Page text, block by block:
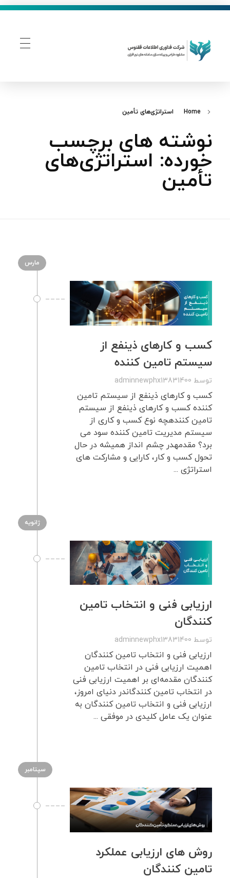
Home استراتژی‌های تأمین
نوشته های برچسب
خورده: استراتژی‌های
تأمین
مارس
کسب و کارهای ذینفع از
سیستم تامین کننده
توسط adminnewphx13831400
کسب و کارهای ذینفع از سیستم تامین
کننده کسب و کارهای ذینفع از سیستم
تامین کنندهچه نوع کسب و کاری از
سیستم مدیریت تامین کننده سود می
برد؟ مقدمهدر چشم انداز همیشه در حال
تحول کسب و کار، کارایی و مشارکت های
استراتژی ...
ژانویه
ارزیابی فنی و انتخاب تامین
کنندگان
توسط adminnewphx13831400
ارزیابی فنی و انتخاب تامین کنندگان
اهمیت ارزیابی فنی در انتخاب تامین
کنندگان مقدمه‌ای بر اهمیت ارزیابی فنی
در انتخاب تامین کنندگاندر دنیای امروز،
ارزیابی فنی و انتخاب تامین کنندگان به
عنوان یک عامل کلیدی در موفقی ...
سپتامبر
روش های ارزیابی عملکرد
تامین کنندگان